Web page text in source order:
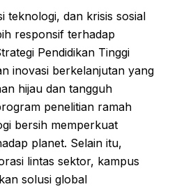
teknologi, dan krisis sosial
responsif terhadap
Pendidikan Tinggi
inovasi berkelanjutan yang
hijau dan tangguh
penelitian ramah
bersih memperkuat
planet. Selain itu,
lintas sektor, kampus
solusi global